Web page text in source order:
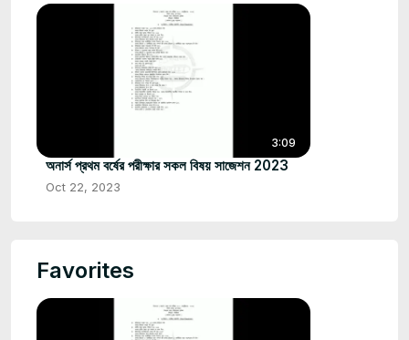
3:09
অনার্স প্রথম বর্ষের পরীক্ষার সকল বিষয় সাজেশন 2023
Oct 22, 2023
Favorites